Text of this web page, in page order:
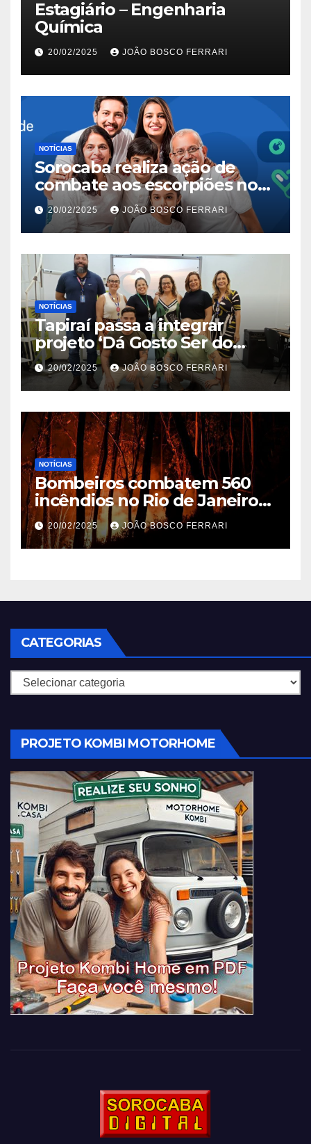
Estagiário – Engenharia
Química
20/02/2025 JOÃO BOSCO FERRARI
NOTÍCIAS
Sorocaba realiza ação de
combate aos escorpiões no
Jardim São Carlos
20/02/2025 JOÃO BOSCO FERRARI
NOTÍCIAS
Tapiraí passa a integrar
projeto ‘Dá Gosto Ser do
Ribeira’ | ASN São Paulo
20/02/2025 JOÃO BOSCO FERRARI
NOTÍCIAS
Bombeiros combatem 560
incêndios no Rio de Janeiro
em 2025
20/02/2025 JOÃO BOSCO FERRARI
CATEGORIAS
Categorias
PROJETO KOMBI MOTORHOME